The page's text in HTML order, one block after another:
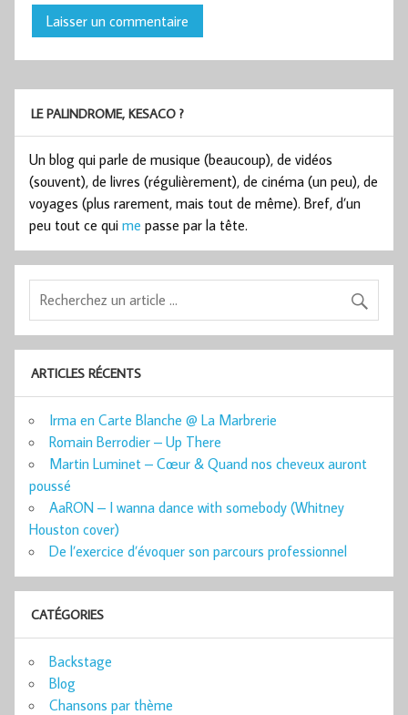
LE PALINDROME, KESACO ?
Un blog qui parle de musique (beaucoup), de vidéos
(souvent), de livres (régulièrement), de cinéma (un peu), de
voyages (plus rarement, mais tout de même). Bref, d’un
peu tout ce qui me passe par la tête.
ARTICLES RÉCENTS
Irma en Carte Blanche @ La Marbrerie
Romain Berrodier – Up There
Martin Luminet – Cœur & Quand nos cheveux auront
poussé
AaRON – I wanna dance with somebody (Whitney
Houston cover)
De l’exercice d’évoquer son parcours professionnel
CATÉGORIES
Backstage
Blog
Chansons par thème